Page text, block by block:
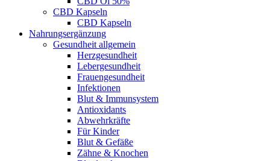
CBD Kapseln
CBD Kapseln
Nahrungsergänzung
Gesundheit allgemein
Herzgesundheit
Lebergesundheit
Frauengesundheit
Infektionen
Blut & Immunsystem
Antioxidants
Abwehrkräfte
Für Kinder
Blut & Gefäße
Zähne & Knochen